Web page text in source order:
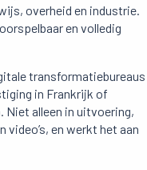
overheid en industrie.
en volledig
transformatiebureaus
in Frankrijk of
Niet alleen in uitvoering,
en werkt het aan